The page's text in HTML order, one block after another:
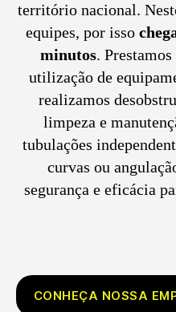
território nacional.
equipes, por isso
minutos.
utilização de
realizamos
limpeza e
tubulações
curvas ou
segurança e eficácia
CONHEÇA NOSSA